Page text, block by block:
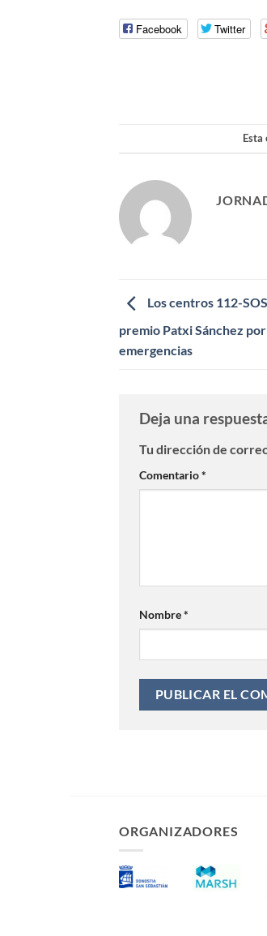
Facebook Twitter
Esta
Los centros 112-
premio Patxi Sánchez
emergencias
Deja una
Tu dirección de
Comentario*
Nombre*
ORGANIZADORES